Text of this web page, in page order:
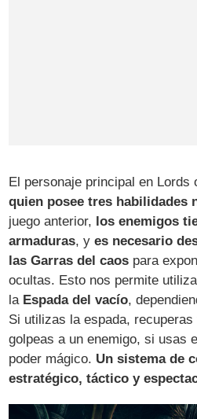
El personaje principal en Lords
quien posee tres habilidades
juego anterior, los enemigos
armaduras, yes necesario
las Garras del caos para
ocultas. Esto nos permite
la Espada del vacío,
Si utilizas la espada,
golpeas a un enemigo, si usas
poder mágico. Un sistema de
estratégico, táctico y